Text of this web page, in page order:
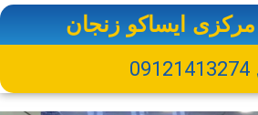
ایساکو زنجان
09121413274